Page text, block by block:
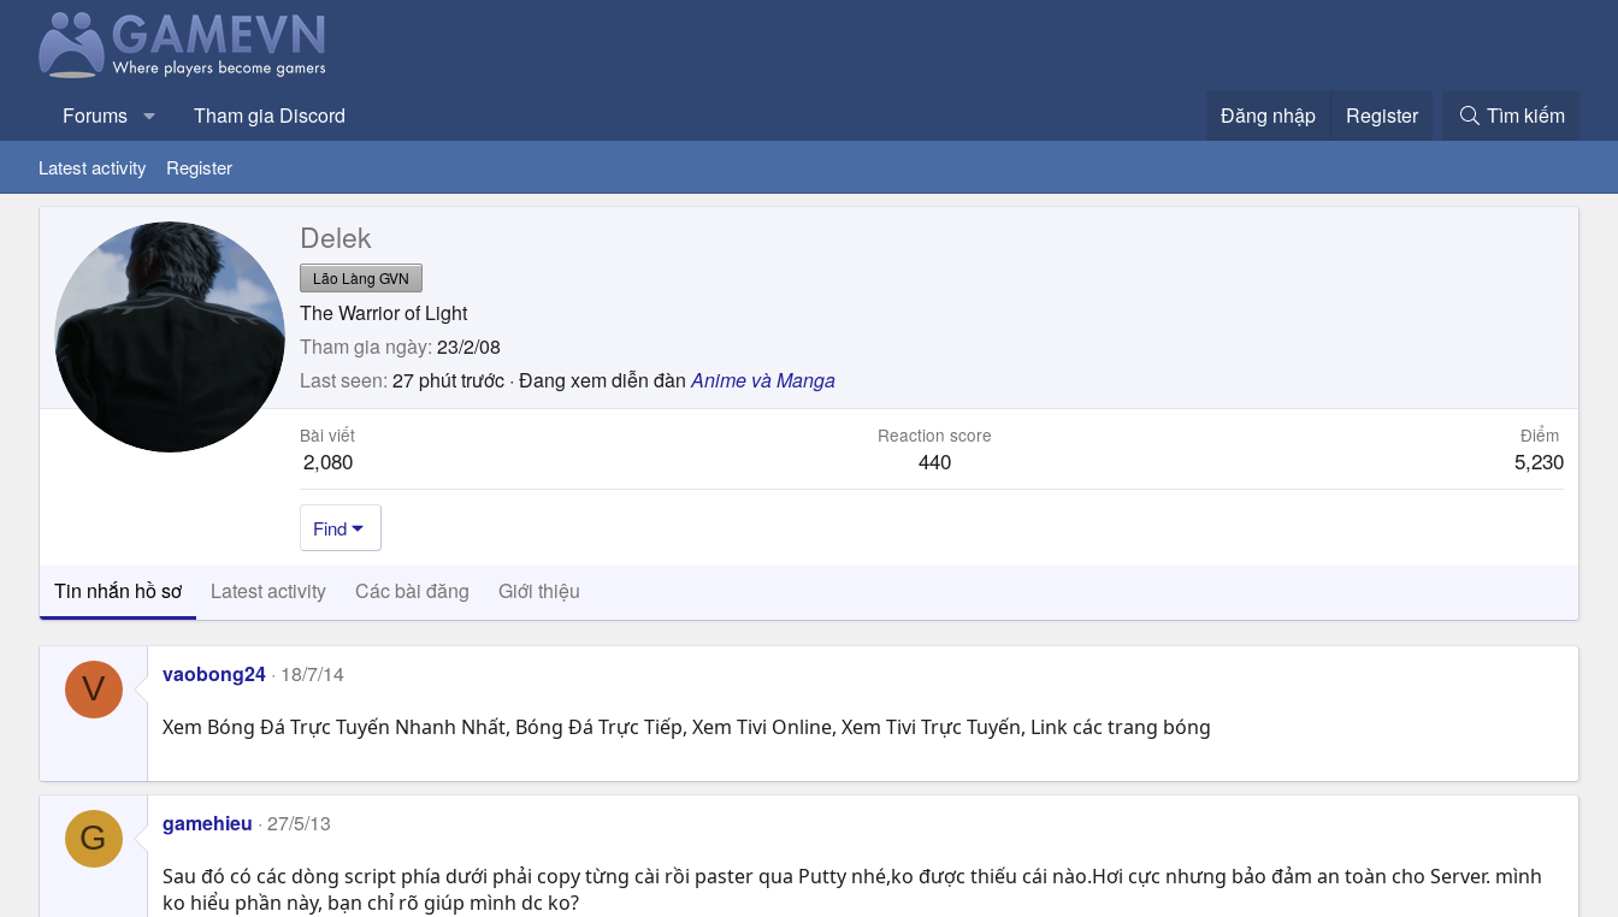
Forums Tham gia Discord Đăng nhập Register Tìm kiếm
Latest activity Register
Delek
Lão Làng GVN
The Warrior of Light
Tham gia ngày 23/2/08
Last seen 27 phút trước · Đang xem diễn đàn Anime và Manga
Bài viết
2,080
Reaction score
440
Điểm
5,230
Find
Tin nhắn hồ sơ Latest activity Các bài đăng Giới thiệu
V vaobong24 18/7/14
Xem Bóng Đá Trực Tuyến Nhanh Nhất, Bóng Đá Trực Tiếp, Xem Tivi Online, Xem Tivi Trực Tuyến, Link các trang bóng
G gamehieu 27/5/13
Sau đó có các dòng script phía dưới phải copy từng cài rồi paster qua Putty nhé,ko được thiếu cái nào.Hơi cực nhưng bảo đảm an toàn cho Server. mình
ko hiểu phần này, bạn chỉ rõ giúp mình dc ko?